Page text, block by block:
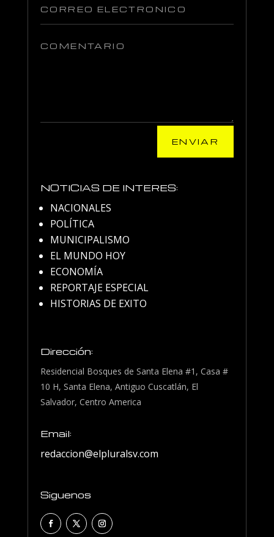
ENVIAR
NOTICIAS DE INTERES:
NACIONALES
POLÍTICA
MUNICIPALISMO
EL MUNDO HOY
ECONOMÍA
REPORTAJE ESPECIAL
HISTORIAS DE EXITO
Dirección:
Residencial Bosques de Santa Elena #1, Casa #
10 H, Santa Elena, Antiguo Cuscatlán, El
Salvador, Centro America
Email:
redaccion@elpluralsv.com
Siguenos